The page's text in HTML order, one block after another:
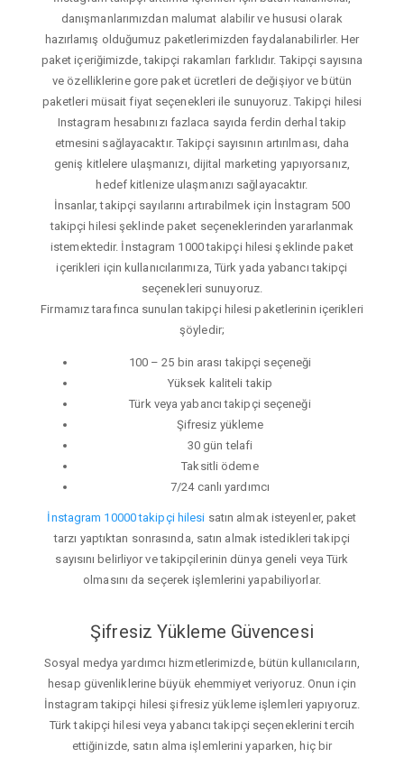
danışmanlarımızdan malumat alabilir ve hususi olarak
hazırlamış olduğumuz paketlerimizden faydalanabilirler. Her
paket içeriğimizde, takipçi rakamları farklıdır. Takipçi sayısına
ve özelliklerine gore paket ücretleri de değişiyor ve bütün
paketleri müsait fiyat seçenekleri ile sunuyoruz. Takipçi hilesi
Instagram hesabınızı fazlaca sayıda ferdin derhal takip
etmesini sağlayacaktır. Takipçi sayısının artırılması, daha
geniş kitlelere ulaşmanızı, dijital marketing yapıyorsanız,
hedef kitlenize ulaşmanızı sağlayacaktır.
İnsanlar, takipçi sayılarını artırabilmek için İnstagram 500
takipçi hilesi şeklinde paket seçeneklerinden yararlanmak
istemektedir. İnstagram 1000 takipçi hilesi şeklinde paket
içerikleri için kullanıcılarımıza, Türk yada yabancı takipçi
seçenekleri sunuyoruz.
Firmamız tarafınca sunulan takipçi hilesi paketlerinin içerikleri
şöyledir;
100 – 25 bin arası takipçi seçeneği
Yüksek kaliteli takip
Türk veya yabancı takipçi seçeneği
Şifresiz yükleme
30 gün telafi
Taksitli ödeme
7/24 canlı yardımcı
İnstagram 10000 takipçi hilesi satın almak isteyenler, paket
tarzı yaptıktan sonrasında, satın almak istedikleri takipçi
sayısını belirliyor ve takipçilerinin dünya geneli veya Türk
olmasını da seçerek işlemlerini yapabiliyorlar.
Şifresiz Yükleme Güvencesi
Sosyal medya yardımcı hizmetlerimizde, bütün kullanıcıların,
hesap güvenliklerine büyük ehemmiyet veriyoruz. Onun için
İnstagram takipçi hilesi şifresiz yükleme işlemleri yapıyoruz.
Türk takipçi hilesi veya yabancı takipçi seçeneklerini tercih
ettiğinizde, satın alma işlemlerini yaparken, hiç bir